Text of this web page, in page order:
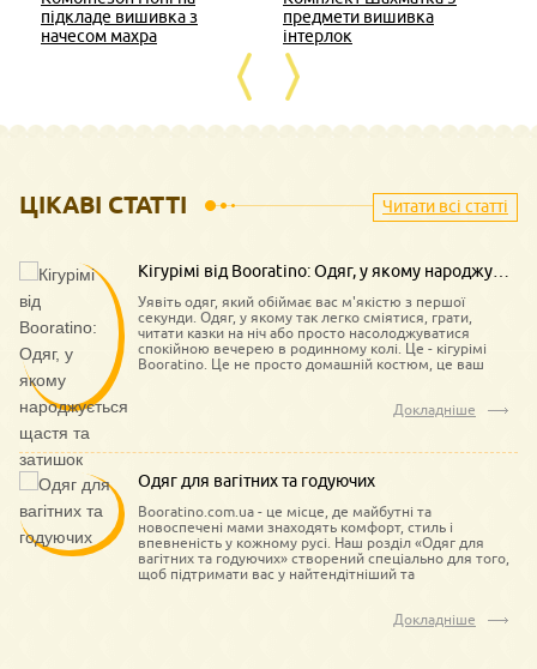
підкладе вишивка з
начесом махра
предмети вишивка
інтерлок
Читати всі статті
ЦІКАВІ СТАТТІ
Кігурімі від Booratino: Одяг, у якому народжується щастя та затишок
Уявіть одяг, який обіймає вас м'якістю з першої
секунди. Одяг, у якому так легко сміятися, грати,
читати казки на ніч або просто насолоджуватися
спокійною вечерею в родинному колі. Це - кігурімі
Booratino. Це не просто домашній костюм, це ваш
Докладніше
Одяг для вагітних та годуючих
Booratino.com.ua - це місце, де майбутні та
новоспечені мами знаходять комфорт, стиль і
впевненість у кожному русі. Наш розділ «Одяг для
вагітних та годуючих» створений спеціально для того,
щоб підтримати вас у найтендітніший та
Докладніше